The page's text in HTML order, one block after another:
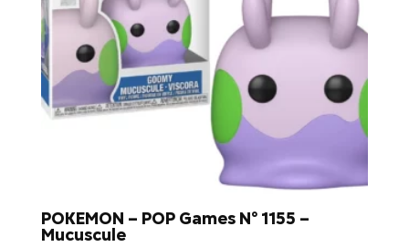
POKEMON – POP Games N° 1155 –
Mucuscule